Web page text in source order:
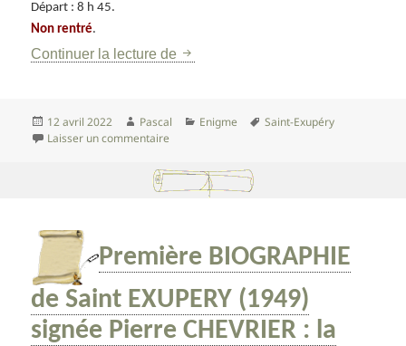
Départ : 8 h 45.
Non rentré.
Continuer la lecture de Les missions de ANTOINE DE
Publié
le
12 avril 2022 Auteur
Pascal Catégories
Enigme
Mots-
Saint-Exupéry
Laisser un commentaire
Première BIOGRAPHIE
de Saint EXUPERY (1949)
signée Pierre CHEVRIER : la